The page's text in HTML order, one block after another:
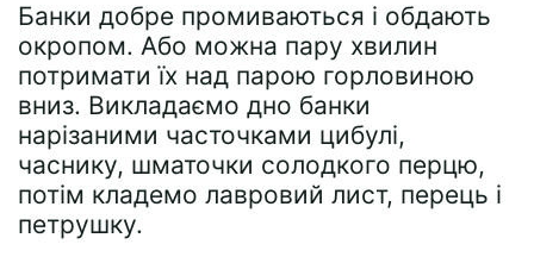
Банки добре промиваються і обдають
окропом. Або можна пару хвилин
потримати їх над парою горловиною
вниз. Викладаємо дно банки
нарізаними часточками цибулі,
часнику, шматочки солодкого перцю,
потім кладемо лавровий лист, перець і
петрушку.